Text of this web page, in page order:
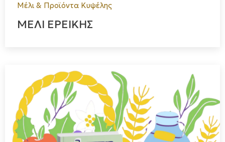
Μέλι & Προϊόντα Κυψέλης
ΜΕΛΙ ΕΡΕΙΚΗΣ